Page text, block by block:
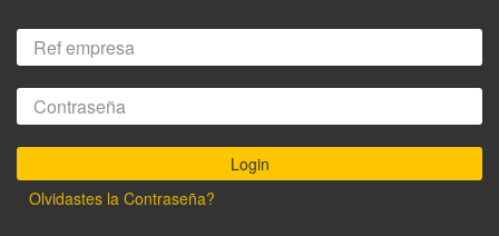
Olvidastes la Contraseña?